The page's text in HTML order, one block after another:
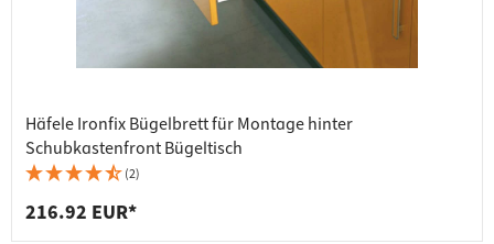
Häfele Ironfix Bügelbrett für Montage hinter
Schubkastenfront Bügeltisch
(2)
216.92 EUR*